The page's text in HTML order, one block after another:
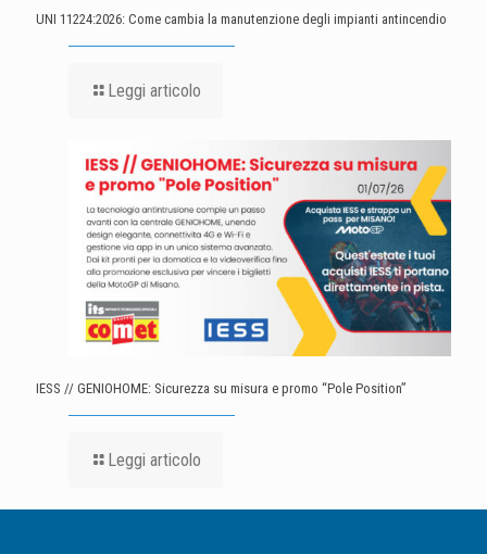
UNI 11224:2026: Come cambia la manutenzione degli impianti antincendio
Leggi articolo
IESS // GENIOHOME: Sicurezza su misura e promo “Pole Position”
Leggi articolo